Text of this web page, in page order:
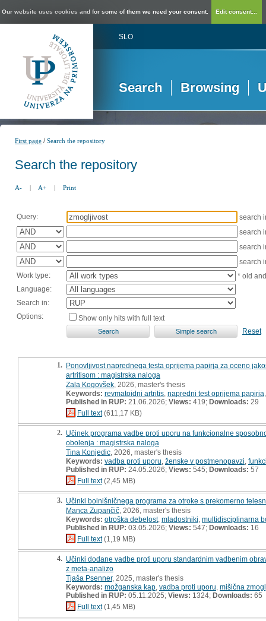
Our website uses cookies and for some of them we need your consent. Edit consent...
SLO
Search Browsing
First page /Search the repository
Search the repository
A- | A+ | Print
Query:
search
search
search
search
Work type:
* old
Language:
Search in:
Options:
Show only hits with full text
Reset
1. Ponovljivost naprednega testa oprijema papirja za oceno
artritisom : magistrska naloga
Zala Kogovšek , 2026, master's thesis
Keywords: revmatoidni artritis napredni test oprijema papirja
Published in RUP: 21.06.2026; Views: 419; Downloads: 29
Full text(611,17 KB)
2. Učinek programa vadbe proti uporu na funkcionalne
obolenja : magistrska naloga
Tina Konjedic , 2026, master's thesis
Keywords: vadba proti uporu ženske v postmenopavzi
Published in RUP: 24.05.2026; Views: 545; Downloads: 57
Full text(2,45 MB)
3. Učinki bolnišničnega programa za otroke s prekomerno
Manca Zupančič , 2026, master's thesis
Keywords: otroška debelost, mladostniki multidisciplinarna
Published in RUP: 03.05.2026; Views: 547; Downloads: 16
Full text(1,19 MB)
4. Učinki dodane vadbe proti uporu standardnim vadbenim
z meta-analizo
Tjaša Psenner, 2025, master's thesis
Keywords: možganska kap vadba proti uporu mišična
Published in RUP: 05.11.2025; Views: 1324; Downloads: 65
Full text(1,45 MB)